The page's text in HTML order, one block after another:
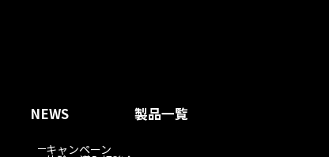
NEWS
キャンペーン
製品一覧